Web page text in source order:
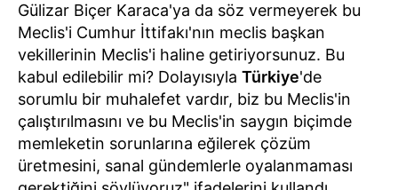
Gülizar Biçer Karaca'ya da söz vermeyerek bu
Meclis'i Cumhur İttifakı'nın meclis başkan
vekillerinin Meclis'i haline getiriyorsunuz. Bu
kabul edilebilir mi? Dolayısıyla Türkiye'de
sorumlu bir muhalefet vardır, biz bu Meclis'in
çalıştırılmasını ve bu Meclis'in saygın biçimde
memleketin sorunlarına eğilerek çözüm
üretmesini, sanal gündemlerle oyalanmaması